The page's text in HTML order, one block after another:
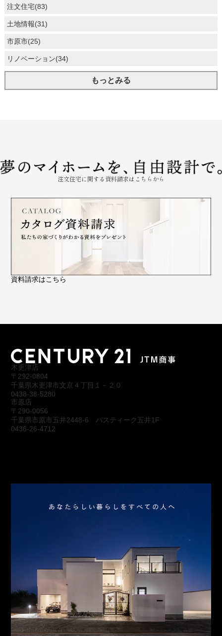
注文住宅(83)
土地情報(31)
市原市(25)
リノベーション(34)
もっとみる
注文住宅に関する資料請求はこちらから
資料請求はこちら
木更津店
〒292-0804
千葉県木更津市文京４丁目１－２０
0438-38-5280
市原店
〒290-0056
千葉県市原市五井2448-6 パスティーク五井1F
0436-26-4712